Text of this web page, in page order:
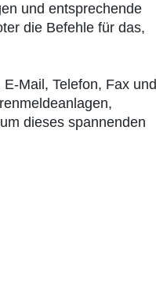
und entsprechende
die Befehle für das,
Mail, Telefon, Fax und
dieses spannenden